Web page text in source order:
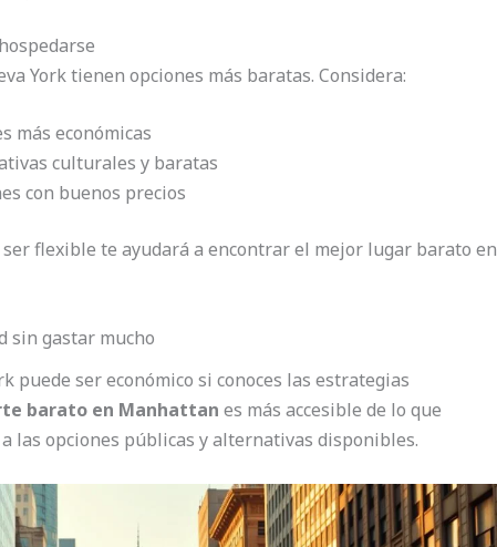
York tienen opciones más baratas. Considera:
más económicas
culturales y baratas
con buenos precios
flexible te ayudará a encontrar el mejor lugar barato en
sin gastar mucho
puede ser económico si conoces las estrategias
barato en Manhattan es más accesible de lo que
las opciones públicas y alternativas disponibles.